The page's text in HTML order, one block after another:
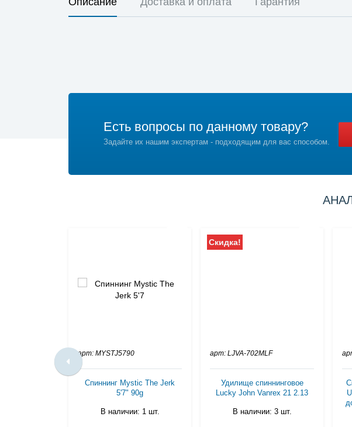
Есть вопросы по данному товару?
Задайте их нашим экспертам - подходящим для вас способом.
арт: MYSTJ5790
Спиннинг Mystic The Jerk
5'7" 90g
В наличии: 1 шт.
Скидка!
арт: LJVA-702MLF
Удилище спиннинговое
Lucky John Vanrex 21 2.13
В наличии: 3 шт.